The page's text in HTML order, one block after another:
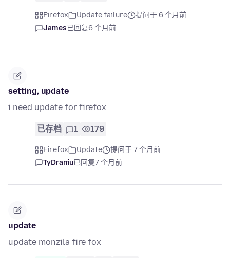
Firefox Update failure
提问于 6 个月前
James已回复6 个月前
setting, update
i need update for firefox
已存档 1 179
Firefox Update
提问于 7 个月前
TyDraniu已回复7 个月前
update
update monzila fire fox